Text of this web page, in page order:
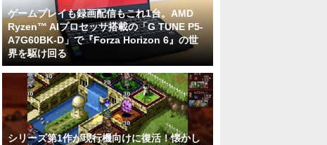
ゲームプレイも録画配信もこれ1台。AMD
Ryzen™ AIプロセッサ搭載の「G TUNE P5-
A7G60BK-D」で『Forza Horizon 6』の世
界を駆け回る
シリーズ第1作が現行機向けに復活！懐かし